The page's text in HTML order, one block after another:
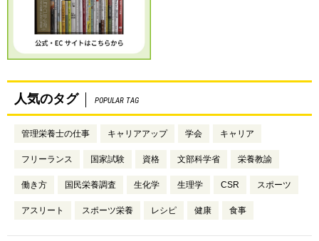
人気のタグ POPULAR TAG
管理栄養士の仕事 キャリアアップ 学会 キャリア
フリーランス 国家試験 資格 文部科学省 栄養教諭
働き方 国民栄養調査 生化学 生理学 CSR スポーツ
アスリート スポーツ栄養 レシピ 健康 食事